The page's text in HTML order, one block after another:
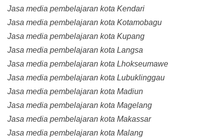
Jasa media pembelajaran kota Kendari
Jasa media pembelajaran kota Kotamobagu
Jasa media pembelajaran kota Kupang
Jasa media pembelajaran kota Langsa
Jasa media pembelajaran kota Lhokseumawe
Jasa media pembelajaran kota Lubuklinggau
Jasa media pembelajaran kota Madiun
Jasa media pembelajaran kota Magelang
Jasa media pembelajaran kota Makassar
Jasa media pembelajaran kota Malang